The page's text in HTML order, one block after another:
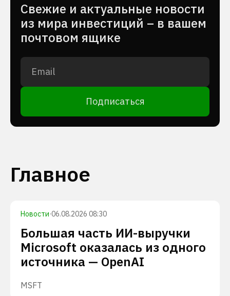
Cвежие и актуальные новости
из мира инвестиций – в вашем
почтовом ящике
Подписаться
Главное
Новости·06.08.2026 08:30
Большая часть ИИ-выручки
Microsoft оказалась из одного
источника — OpenAI
MSFT